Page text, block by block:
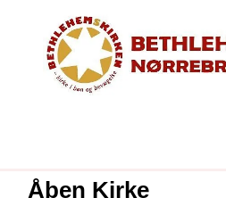
Åben Kirke